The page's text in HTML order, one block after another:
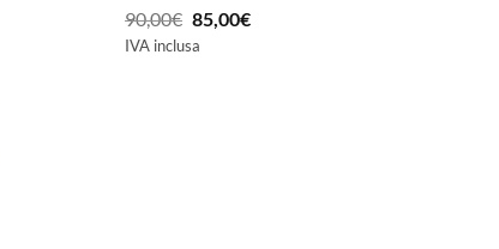
90,00€ Il
prezzo
85,00€Il
IVA inclusa